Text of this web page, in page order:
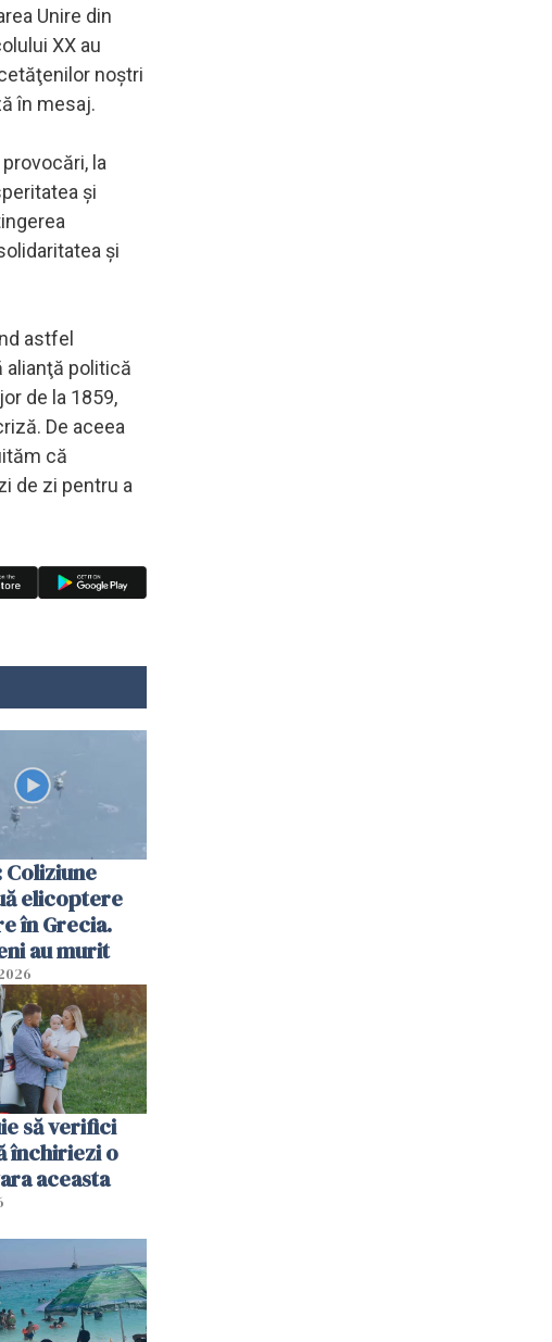
Unire din
XX au
noştri
în mesaj.
la
şi
şi
astfel
alianţă politică
de la 1859,
De aceea
că
de zi pentru a
Coliziune
elicoptere
în Grecia.
au murit
să verifici
închiriezi o
aceasta